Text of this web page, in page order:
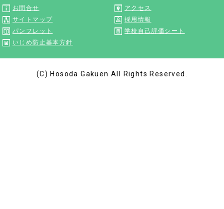
お問合せ
アクセス
サイトマップ
採用情報
パンフレット
学校自己評価シート
いじめ防止基本方針
(C) Hosoda Gakuen All Rights Reserved.